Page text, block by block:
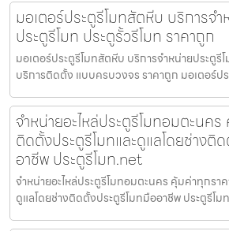
มอเตอร์ประตูรีโมทสัตหีบ บริการจ
ประตูรีโมท ประตูรั้วรีโมท ราคาถูก
มอเตอร์ประตูรีโมทสัตหีบ บริการจำหน่ายประตูรีโ
บริการติดตั้ง แบบครบวงจร ราคาถูก มอเตอร์ป
จำหน่ายอะไหล่ประตูรีโมทอมตะนค
ติดตั้งประตูรีโมทและดูแลโดยช่างติ
อาชีพ ประตูรีโมท.net
จำหน่ายอะไหล่ประตูรีโมทอมตะนคร คุ้มค่าทุกรา
ดูแลโดยช่างติดตั้งประตูรีโมทมืออาชีพ ประตูรีโม